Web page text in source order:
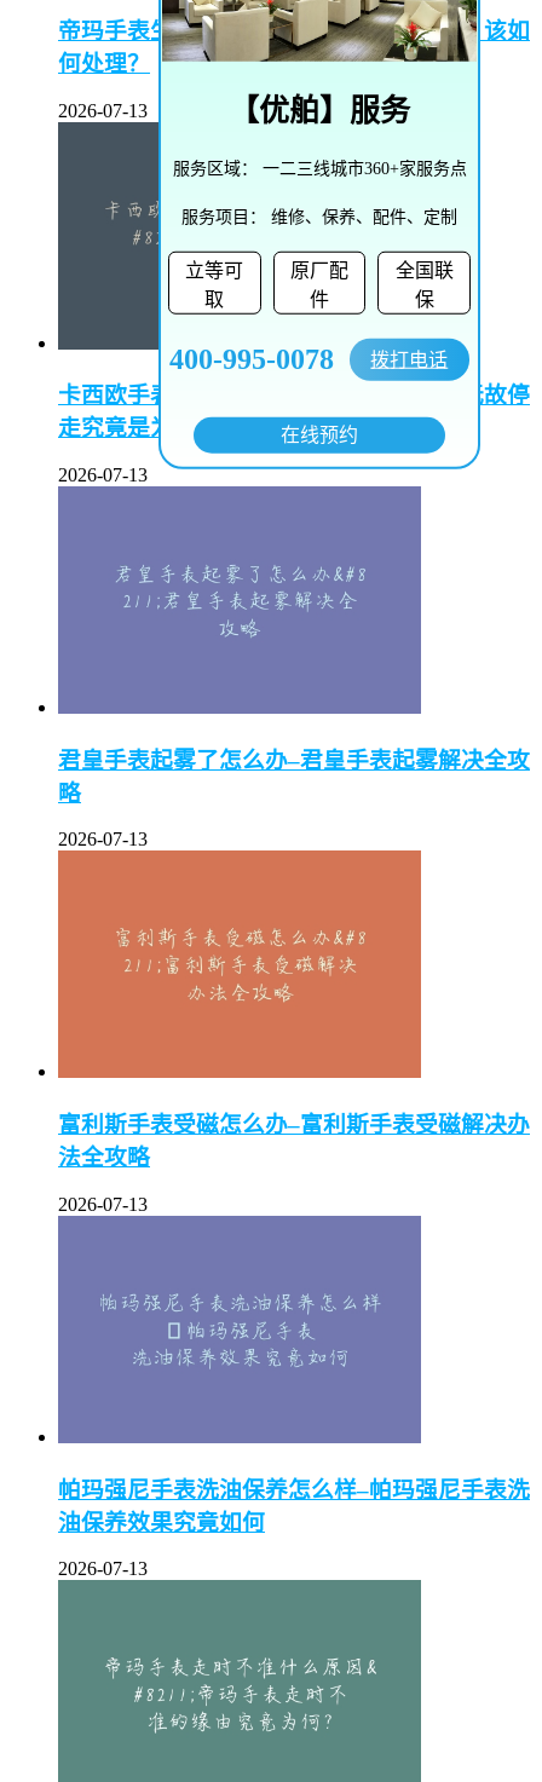
帝玛手表生锈怎么处理–帝玛手表生锈了，该如
何处理？
2026-07-13
卡西欧手表偷停是怎么回事–卡西欧手表无故停
走究竟是为何
2026-07-13
君皇手表起雾了怎么办–君皇手表起雾解决全攻
略
2026-07-13
富利斯手表受磁怎么办–富利斯手表受磁解决办
法全攻略
2026-07-13
帕玛强尼手表洗油保养怎么样–帕玛强尼手表洗
油保养效果究竟如何
2026-07-13
【优舶】服务
服务区域： 一二三线城市360+家服务点
服务项目： 维修、保养、配件、定制
立等可
取
原厂配
件
全国联
保
400-995-0078 拨打电话
在线预约